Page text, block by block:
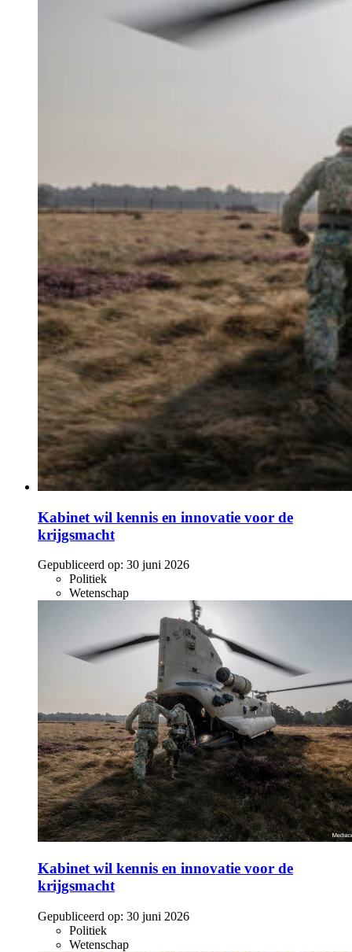
Kabinet wil kennis en innovatie voor de
krijgsmacht
Gepubliceerd op: 30 juni 2026
Politiek
Wetenschap
Kabinet wil kennis en innovatie voor de
krijgsmacht
Gepubliceerd op: 30 juni 2026
Politiek
Wetenschap